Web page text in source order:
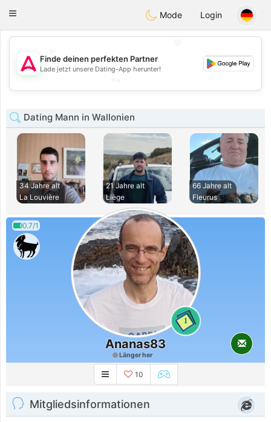
Tantôt
Toggle
Mode Login
💕
💕
Finde deinen perfekten Partner
Lade jetzt unsere Dating-App herunter!
Dating Mann in Wallonien
34 Jahre alt
La Louvière
21 Jahre alt
Liège
66 Jahre alt
Fleurus
0.7/1
1
Ananas83
Länger her
10
Mitgliedsinformationen